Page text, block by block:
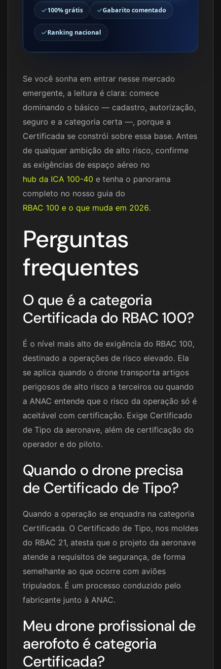
100% grátis Gabarito comentado
Ranking nacional
Se você sonha em entrar nesse mercado
emergente, a leitura é clara: comece
dominando o básico — cadastro, autorização,
seguro e a categoria certa —, porque a
Certificada se constrói sobre essa base. Antes
de qualquer ambição de alto risco, confirme
as exigências de espaço aéreo no
hub da ICA 100-40 e tenha o panorama
completo no nosso guia do
RBAC 100 e o que muda em 2026.
Perguntas
frequentes
O que é a categoria
Certificada do RBAC 100?
É o nível mais alto de exigência do RBAC 100,
destinado a operações de risco elevado. Ela
se aplica quando o drone transporta artigos
perigosos de alto risco a terceiros ou quando
a ANAC entende que o risco da operação só é
aceitável com certificação. Exige Certificado
de Tipo da aeronave, além de certificação do
operador e do piloto.
Quando o drone precisa
de Certificado de Tipo?
Quando a operação se enquadra na categoria
Certificada. O Certificado de Tipo, nos moldes
do RBAC 21, atesta que o projeto da aeronave
atende a requisitos de segurança, de forma
semelhante ao que ocorre com aviões
tripulados. É um processo conduzido pelo
fabricante junto à ANAC.
Meu drone profissional de
aerofoto é categoria
Certificada?